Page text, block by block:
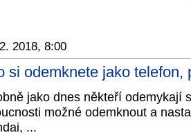
2018, 8:00
si odemknete jako telefon,
jako dnes někteří odemykají
možné odemknout a
...